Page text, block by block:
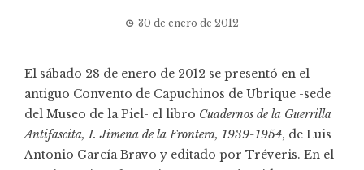
30 de enero de 2012
El sábado 28 de enero de 2012 se presentó en el
antiguo Convento de Capuchinos de Ubrique -sede
del Museo de la Piel- el libro Cuadernos de la Guerrilla
Antifascita, I. Jimena de la Frontera, 1939-1954, de Luis
Antonio García Bravo y editado por Tréveris. En el